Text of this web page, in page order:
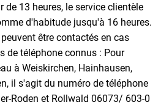
13 heures, le service clientèle
d'habitude jusqu'à 16 heures.
être contactés en cas
de téléphone connus : Pour
à Weiskirchen, Hainhausen,
il s'agit du numéro de téléphone
Roden et Rollwald 06073/ 603-0